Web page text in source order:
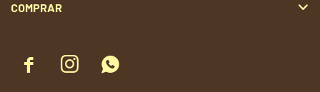
  
COMPRAR